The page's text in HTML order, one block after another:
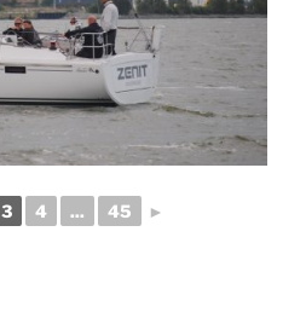
3 4 ... 45 ►